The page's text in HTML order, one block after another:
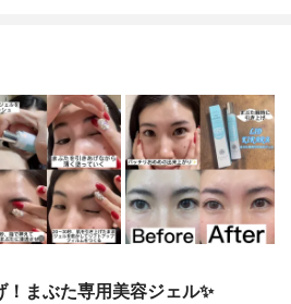
まぶた専用美容ジェル✨